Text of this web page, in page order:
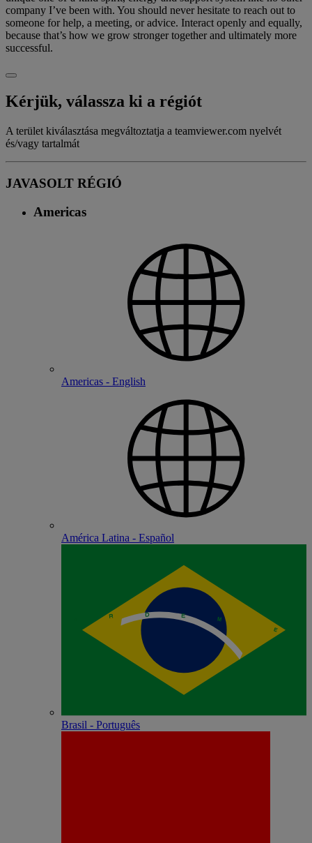
company I’ve been with. You should never hesitate to reach out to
someone for help, a meeting, or advice. Interact openly and equally,
because that’s how we grow stronger together and ultimately more
successful.
Kérjük, válassza ki a régiót
A terület kiválasztása megváltoztatja a teamviewer.com nyelvét
és/vagy tartalmát
JAVASOLT RÉGIÓ
Americas
Americas - English
América Latina - Español
Brasil - Português